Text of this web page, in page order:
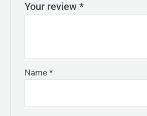
Your review*
Name*